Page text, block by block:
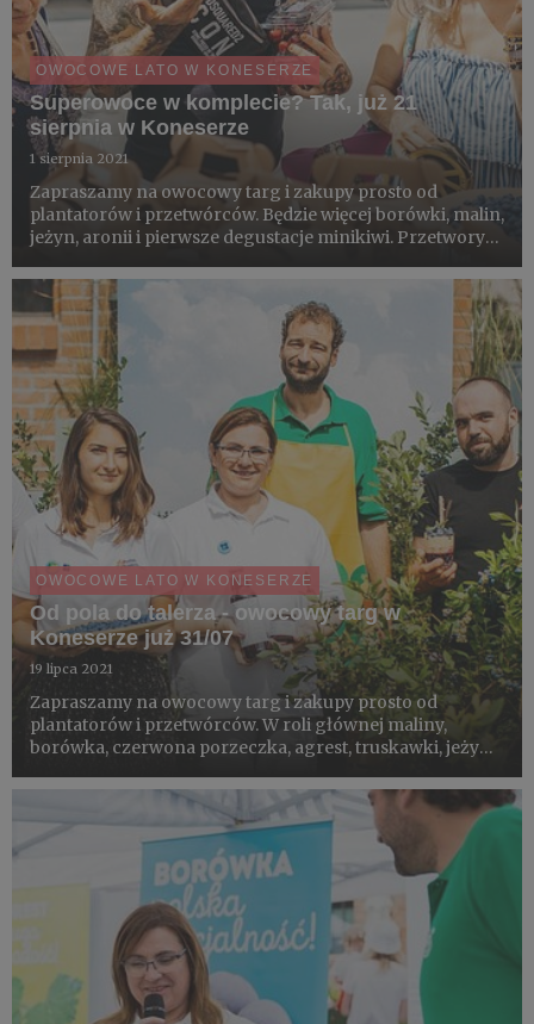
OWOCOWE LATO W KONESERZE
Superowoce w komplecie? Tak, już 21
sierpnia w Koneserze
1 sierpnia 2021
Zapraszamy na owocowy targ i zakupy prosto od
plantatorów i przetwórców. Będzie więcej borówki, malin,
jeżyn, aronii i pierwsze degustacje minikiwi. Przetwory
sadzonek aronii i eko-warsztaty dla dzieci. W jednym
miejscu,...
OWOCOWE LATO W KONESERZE
Od pola do talerza - owocowy targ w
Koneserze już 31/07
19 lipca 2021
Zapraszamy na owocowy targ i zakupy prosto od
plantatorów i przetwórców. W roli głównej maliny,
borówka, czerwona porzeczka, agrest, truskawki, jeżyny,
eko-warsztaty dla dzieci. W jednym miejscu, wszystko od